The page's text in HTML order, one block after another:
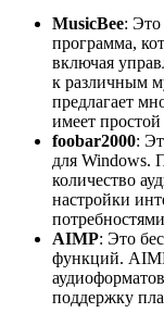
MusicBee: Это
программа,
включая
к различным
предлагает
имеет
foobar2000:
для Windows.
количество
настройки
AIMP: Это
функций.
поддержку